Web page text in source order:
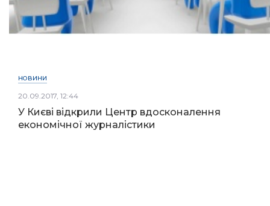
НОВИНИ
20.09.2017, 12:44
У Києві відкрили Центр вдосконалення
економічної журналістики